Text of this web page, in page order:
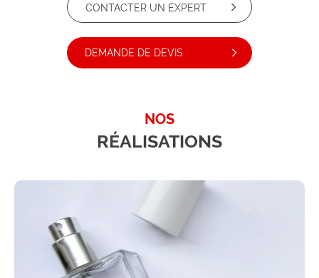
CONTACTER UN EXPERT
DEMANDE DE DEVIS
NOS
RÉALISATIONS